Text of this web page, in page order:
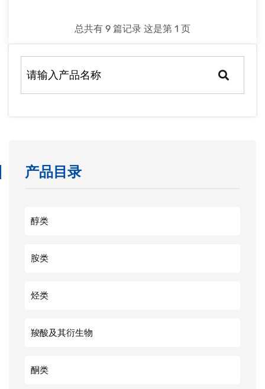
总共有 9 篇记录 这是第 1 页
产品目录
醇类
胺类
烃类
羧酸及其衍生物
酮类